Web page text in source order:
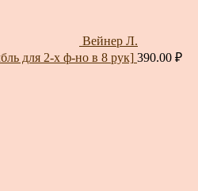
Вейнер Л.
для 2-х ф-но в 8 рук] 390.00 ₽